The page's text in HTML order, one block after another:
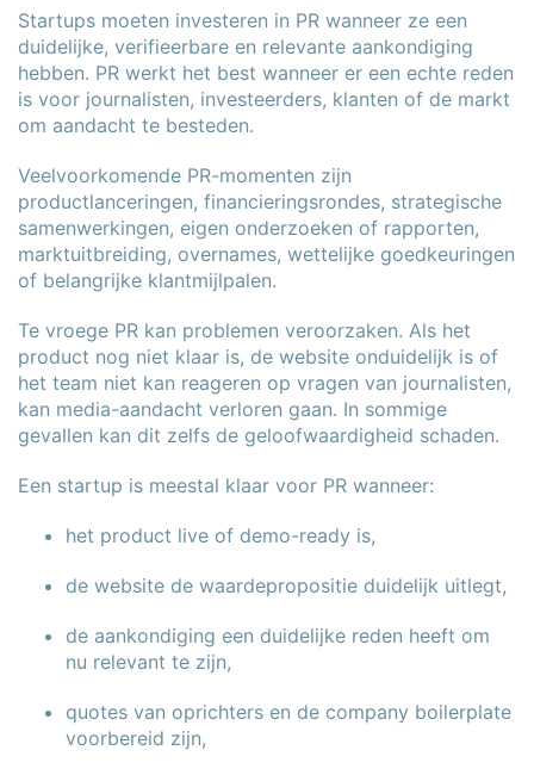
Startups moeten investeren in PR wanneer ze een
duidelijke, verifieerbare en relevante aankondiging
hebben. PR werkt het best wanneer er een echte reden
is voor journalisten, investeerders, klanten of de markt
om aandacht te besteden.
Veelvoorkomende PR-momenten zijn
productlanceringen, financieringsrondes, strategische
samenwerkingen, eigen onderzoeken of rapporten,
marktuitbreiding, overnames, wettelijke goedkeuringen
of belangrijke klantmijlpalen.
Te vroege PR kan problemen veroorzaken. Als het
product nog niet klaar is, de website onduidelijk is of
het team niet kan reageren op vragen van journalisten,
kan media-aandacht verloren gaan. In sommige
gevallen kan dit zelfs de geloofwaardigheid schaden.
Een startup is meestal klaar voor PR wanneer:
het product live of demo-ready is,
de website de waardepropositie duidelijk uitlegt,
de aankondiging een duidelijke reden heeft om
nu relevant te zijn,
quotes van oprichters en de company boilerplate
voorbereid zijn,